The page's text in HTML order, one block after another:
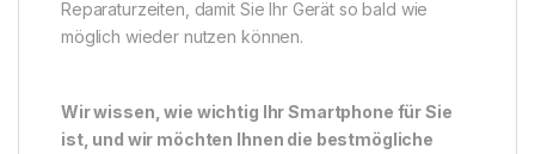
Reparaturzeiten, damit Sie Ihr Gerät so bald wie
möglich wieder nutzen können.
Wir wissen, wie wichtig Ihr Smartphone für Sie
ist, und wir möchten Ihnen die bestmögliche